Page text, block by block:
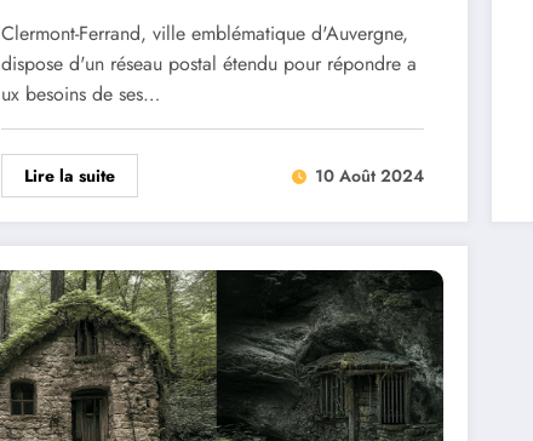
Horaires et services
Clermont-Ferrand, ville emblématique d'Auvergne,
dispose d'un réseau postal étendu pour répondre a
ux besoins de ses…
Lire la suite 10 Août 2024